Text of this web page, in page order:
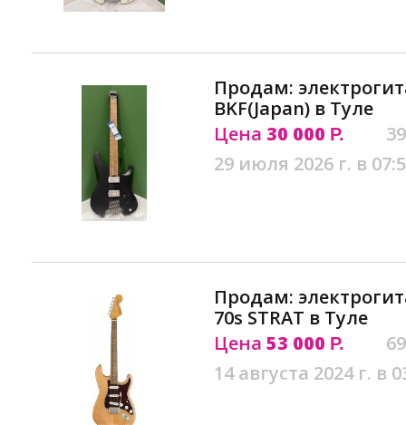
Продам:
BKF(Japan) в Туле
Цена 30 000 Р.
29 июля 2026 г. в
Продам:
70s STRAT в Туле
Цена 53 000 Р.
14 августа 2024 г. в